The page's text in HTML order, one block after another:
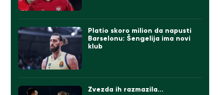
Platio skoro milion da napusti
Barselonu: Šengelija ima novi
klub
Zvezda ih razmazila…